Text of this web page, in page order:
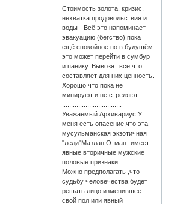
Стоимость золота, кризис,
нехватка продовольствия и
воды - Всё это напоминает
эвакуацию (бегство) пока
ещё спокойное но в будущём
это может перейти в сумбур
и панику. Вывозят всё что
составляет для них ценность.
Хорошо что пока не
минируют и не стреляют.
.................................
Уважаемый Архивариус!У
меня есть опасение,что эта
мусульманская экзотичная
"леди"Мазлан Отман- имеет
явные вторичные мужские
половые признаки.
Можно предполагать ,что
судьбу человечества будет
решать лицо изменившее
свой пол или явный